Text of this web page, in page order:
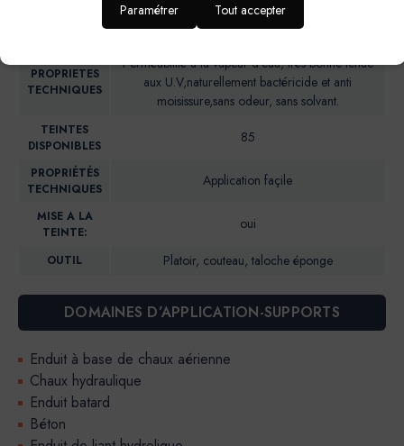
Texture fine, nuancée.
PROPRIETES
TECHNIQUES
Perméabilité à la vapeur d'eau, très bonne tenue
aux U.V,naturellement bactéricide et anti
moisissure,sans odeur, sans solvant.
TEINTES
DISPONIBLES
85
PROPRIÉTÉS
TECHNIQUES
Application façile
MISE A LA
TEINTE:
oui
OUTIL Platoir, couteau, taloche éponge
DOMAINES D’APPLICATION-SUPPORTS
Enduit à base de chaux aérienne
Chaux hydraulique
Enduit batard
Béton
Paramétrer Tout accepter